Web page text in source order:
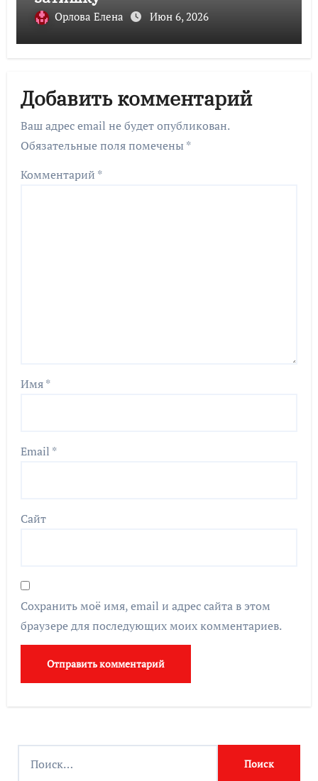
Орлова Елена Июн 6, 2026
Добавить комментарий
Ваш адрес email не будет опубликован.
Обязательные поля помечены *
Комментарий *
Имя*
Email *
Сайт
Сохранить моё имя, email и адрес сайта в этом
браузере для последующих моих комментариев.